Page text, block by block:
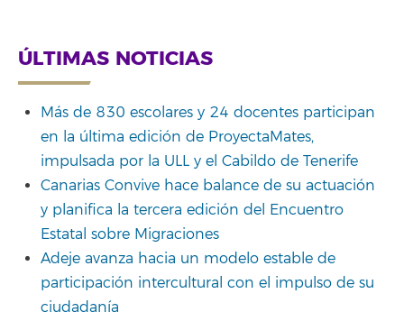
ÚLTIMAS NOTICIAS
Más de 830 escolares y 24 docentes participan
en la última edición de ProyectaMates,
impulsada por la ULL y el Cabildo de Tenerife
Canarias Convive hace balance de su actuación
y planifica la tercera edición del Encuentro
Estatal sobre Migraciones
Adeje avanza hacia un modelo estable de
participación intercultural con el impulso de su
ciudadanía